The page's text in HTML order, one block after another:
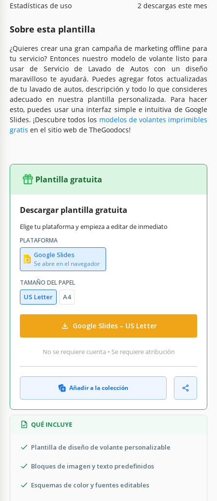
Estadísticas de uso
2 descargas este mes
Sobre esta plantilla
¿Quieres crear una gran campaña de marketing offline para
tu servicio? Entonces nuestro modelo de volante listo para
usar de Servicio de Lavado de Autos con un diseño
maravilloso te ayudará. Puedes agregar fotos actualizadas
de tu lavado de autos, descripción y todo lo que consideres
adecuado en nuestra plantilla personalizada. Para hacer
esto, puedes usar una interfaz simple e intuitiva de Google
Slides. ¡Descubre todos los modelos de volantes imprimibles
gratis en el sitio web de TheGoodocs!
Plantilla gratuita
Descargar plantilla gratuita
Elige tu plataforma y empieza a editar de inmediato
PLATAFORMA
Google Slides
Se abre en el navegador
TAMAÑO DEL PAPEL
US Letter A4
Google Slides – US Letter
No se requiere cuenta • Se requiere atribución
Añadir a la colección
QUÉ INCLUYE
Plantilla de diseño de volante personalizable
Bloques de imagen y texto predefinidos
Esquemas de color y fuentes editables